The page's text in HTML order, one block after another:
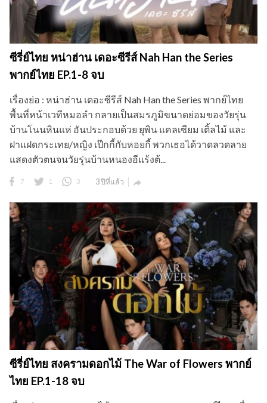
ซีรี่ย์ไทย หน่าฮ่าน เดอะซีรีส์ Nah Han the Series
พากย์ไทย EP.1-8 จบ
เรื่องย่อ : หน่าฮ่าน เดอะซีรีส์ Nah Han the Series พากย์ไทย
พื้นที่หน้าเวทีหมอลำ กลายเป็นสมรภูมิขนาดย่อมของวัยรุ่น
บ้านโนนหินแห่ อันประกอบด้วย ยุพิน แคลเซียม เติ้ลไม้ และ
ฝาแฝดกระเทย/หญิง เป๊กกี้กับหอยกี้ พวกเธอได้วาดลวดลาย
แสดงตัวตนจนวัยรุ่นบ้านหนองอีแร้งต้...
7 1 3 3 ปีที่แล้ว 
ซีรี่ย์ไทย สงครามดอกไม้ The War of Flowers พากย์
ไทย EP.1-18 จบ